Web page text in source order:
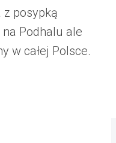
z posypką
Podhalu ale
w całej Polsce.